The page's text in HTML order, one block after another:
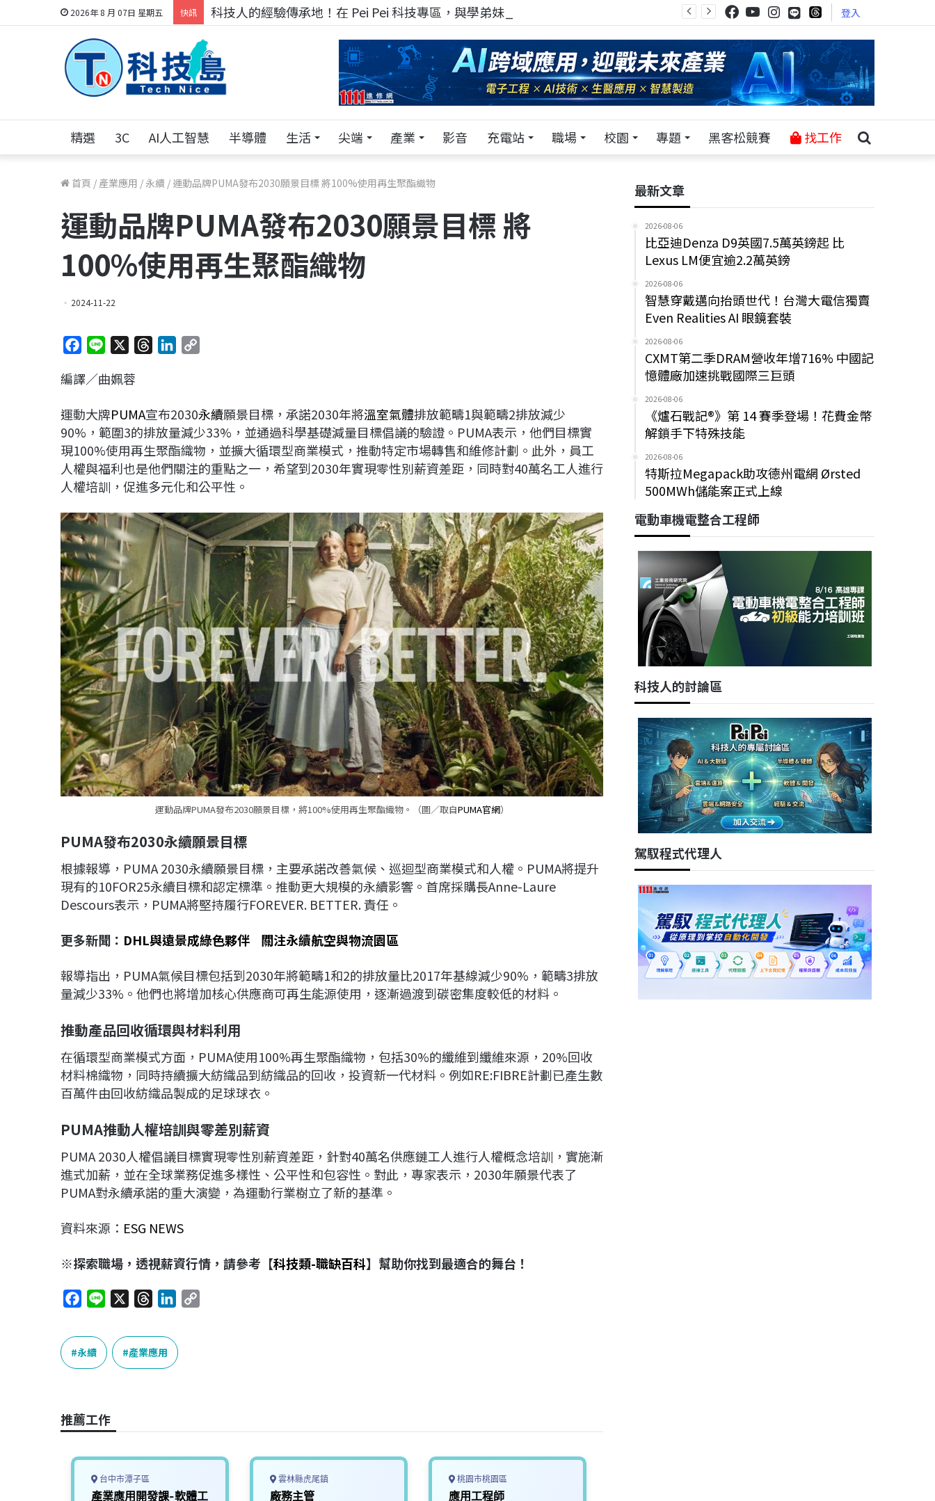
2026年 8 月 07日 星期五 快訊 科技人的經驗傳承地！在 Pei Pei 科技專區，與學弟妹交流最硬核的技術 登入
精選 3C AI人工智慧 半導體 生活 尖端 產業 影音 充電站 職場 校園 專題 黑客松競賽 找工作
首頁 / 產業應用 /永續 / 運動品牌PUMA發布2030願景目標 將100%使用再生聚酯織物
運動品牌PUMA發布2030願景目標 將
100%使用再生聚酯織物
2024-11-22
c
b
o
o
k
n
a
d
s
e
d
I
n
L
i
n
k
編譯／曲姵蓉
運動大牌PUMA宣布2030永續願景目標，承諾2030年將溫室氣體排放範疇1與範疇2排放減少
90%，範圍3的排放量減少33%，並通過科學基礎減量目標倡議的驗證。PUMA表示，他們目標實
現100%使用再生聚酯織物，並擴大循環型商業模式，推動特定市場轉售和維修計劃。此外，員工
人權與福利也是他們關注的重點之一，希望到2030年實現零性別薪資差距，同時對40萬名工人進行
人權培訓，促進多元化和公平性。
運動品牌PUMA發布2030願景目標，將100%使用再生聚酯織物。（圖／取自PUMA官網）
PUMA發布2030永續願景目標
根據報導，PUMA 2030永續願景目標，主要承諾改善氣候、巡迴型商業模式和人權。PUMA將提升
現有的10FOR25永續目標和認定標準。推動更大規模的永續影響。首席採購長Anne-Laure
Descours表示，PUMA將堅持履行FOREVER. BETTER. 責任。
更多新聞： DHL與遠景成綠色夥伴 關注永續航空與物流園區
報導指出，PUMA氣候目標包括到2030年將範疇1和2的排放量比2017年基線減少90%，範疇3排放
量減少33%。他們也將增加核心供應商可再生能源使用，逐漸過渡到碳密集度較低的材料。
推動產品回收循環與材料利用
在循環型商業模式方面，PUMA使用100%再生聚酯織物，包括30%的纖維到纖維來源，20%回收
材料棉織物，同時持續擴大紡織品到紡織品的回收，投資新一代材料。例如RE:FIBRE計劃已產生數
百萬件由回收紡織品製成的足球球衣。
PUMA推動人權培訓與零差別薪資
PUMA 2030人權倡議目標實現零性別薪資差距，針對40萬名供應鏈工人進行人權概念培訓，實施漸
進式加薪，並在全球業務促進多樣性、公平性和包容性。對此，專家表示，2030年願景代表了
PUMA對永續承諾的重大演變，為運動行業樹立了新的基準。
資料來源： ESG NEWS
※探索職場，透視薪資行情，請參考【科技類-職缺百科】幫助你找到最適合的舞台！
c
e
b
k
e
r
e
a
k
永續 產業應用
推薦工作
台中市潭子區
產業應用開發課-軟體工
雲林縣虎尾鎮
廠務主管
桃園市桃園區
應用工程師
最新文章
2026-08-06
比亞迪Denza D9英國7.5萬英鎊起 比
Lexus LM便宜逾2.2萬英鎊
2026-08-06
智慧穿戴邁向抬頭世代！台灣大電信獨賣
Even Realities AI 眼鏡套裝
2026-08-06
CXMT第二季DRAM營收年增716% 中國記
憶體廠加速挑戰國際三巨頭
2026-08-06
《爐石戰記®》第 14 賽季登場！花費金幣
解鎖手下特殊技能
2026-08-06
特斯拉Megapack助攻德州電網 Ørsted
500MWh儲能案正式上線
電動車機電整合工程師
科技人的討論區
駕馭程式代理人